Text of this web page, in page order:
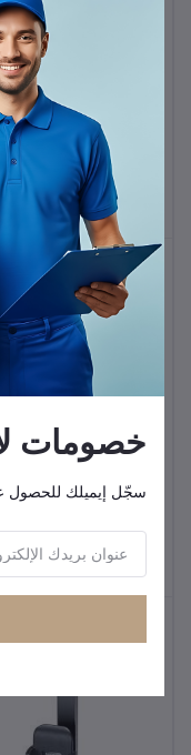
باسيوس حامل موبايل
مغناطيسي للسيارة Vx1
KWD9.90
حامل سيارة متعدد
الاستخدامات
KWD24.25
خصومات
سجّل إيميلك للحصول